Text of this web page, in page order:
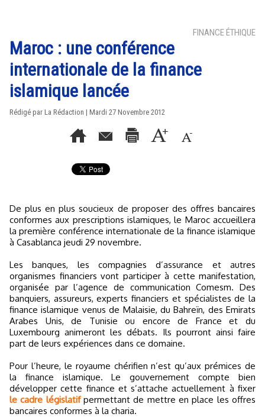
FINANCE ÉTHIQUE
Maroc : une conférence
internationale de la finance
islamique lancée
Rédigé par La Rédaction | Mardi 27 Novembre 2012
De plus en plus soucieux de proposer des offres bancaires
conformes aux prescriptions islamiques, le Maroc accueillera
la première conférence internationale de la finance islamique
à Casablanca jeudi 29 novembre.
Les banques, les compagnies d’assurance et autres
organismes financiers vont participer à cette manifestation,
organisée par l’agence de communication Comesm. Des
banquiers, assureurs, experts financiers et spécialistes de la
finance islamique venus de Malaisie, du Bahreïn, des Emirats
Arabes Unis, de Tunisie ou encore de France et du
Luxembourg animeront les débats. Ils pourront ainsi faire
part de leurs expériences dans ce domaine.
Pour l’heure, le royaume chérifien n’est qu’aux prémices de
la finance islamique. Le gouvernement compte bien
développer cette finance et s’attache actuellement à fixer
le cadre législatifpermettant de mettre en place les offres
bancaires conformes à la charia.